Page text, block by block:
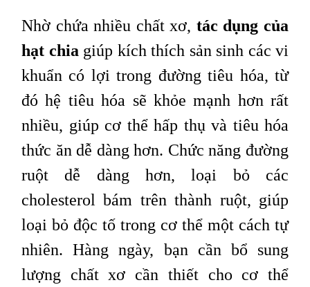
Nhờ chứa nhiều chất xơ, tác dụng của
hạt chia giúp kích thích sản sinh các vi
khuẩn có lợi trong đường tiêu hóa, từ
đó hệ tiêu hóa sẽ khỏe mạnh hơn rất
nhiều, giúp cơ thể hấp thụ và tiêu hóa
thức ăn dễ dàng hơn. Chức năng đường
ruột dễ dàng hơn, loại bỏ các
cholesterol bám trên thành ruột, giúp
loại bỏ độc tố trong cơ thể một cách tự
nhiên. Hàng ngày, bạn cần bổ sung
lượng chất xơ cần thiết cho cơ thể